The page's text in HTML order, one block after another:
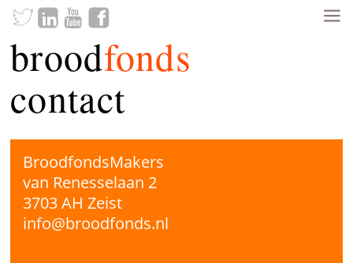
broodfonds
contact
BroodfondsMakers
van Renesselaan 2
3703 AH Zeist
info@broodfonds.nl